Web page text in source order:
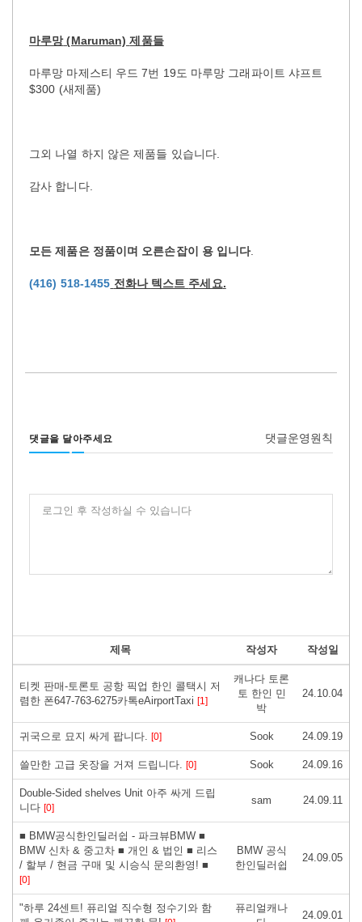
마루망(Maruman)제품들
마루망 마제스티 우드 7번 19도 마루망 그래파이트 샤프트
$300 (새제품)
그외 나열 하지 않은 제품들 있습니다.
감사 합니다.
모든제품은 정품이며 오른손잡이 용 입니다.
(416) 518-1455 전화나 텍스트 주세요.
댓글을 달아주세요 댓글운영원칙
로그인 후 작성하실 수 있습니다
제목 작성자 작성일
티켓 판매-토론토 공항 픽업 한인 콜택시 저
렴한 폰647-763-6275카톡eAirportTaxi [1]
캐나다 토론
토 한인 민
박
24.10.04
귀국으로 묘지 싸게 팝니다. [0] Sook 24.09.19
쓸만한 고급 옷장을 거져 드립니다. [0] Sook 24.09.16
Double-Sided shelves Unit 아주 싸게 드립
니다 [0]
sam 24.09.11
■ BMW공식한인딜러쉽 - 파크뷰BMW ■
BMW 신차 & 중고차 ■ 개인 & 법인 ■ 리스
/ 할부 / 현금 구매 및 시승식 문의환영! ■
[0]
BMW 공식
한인딜러쉽
24.09.05
"하루 24센트! 퓨리얼 직수형 정수기와 함
퓨리얼캐나
24.09.01